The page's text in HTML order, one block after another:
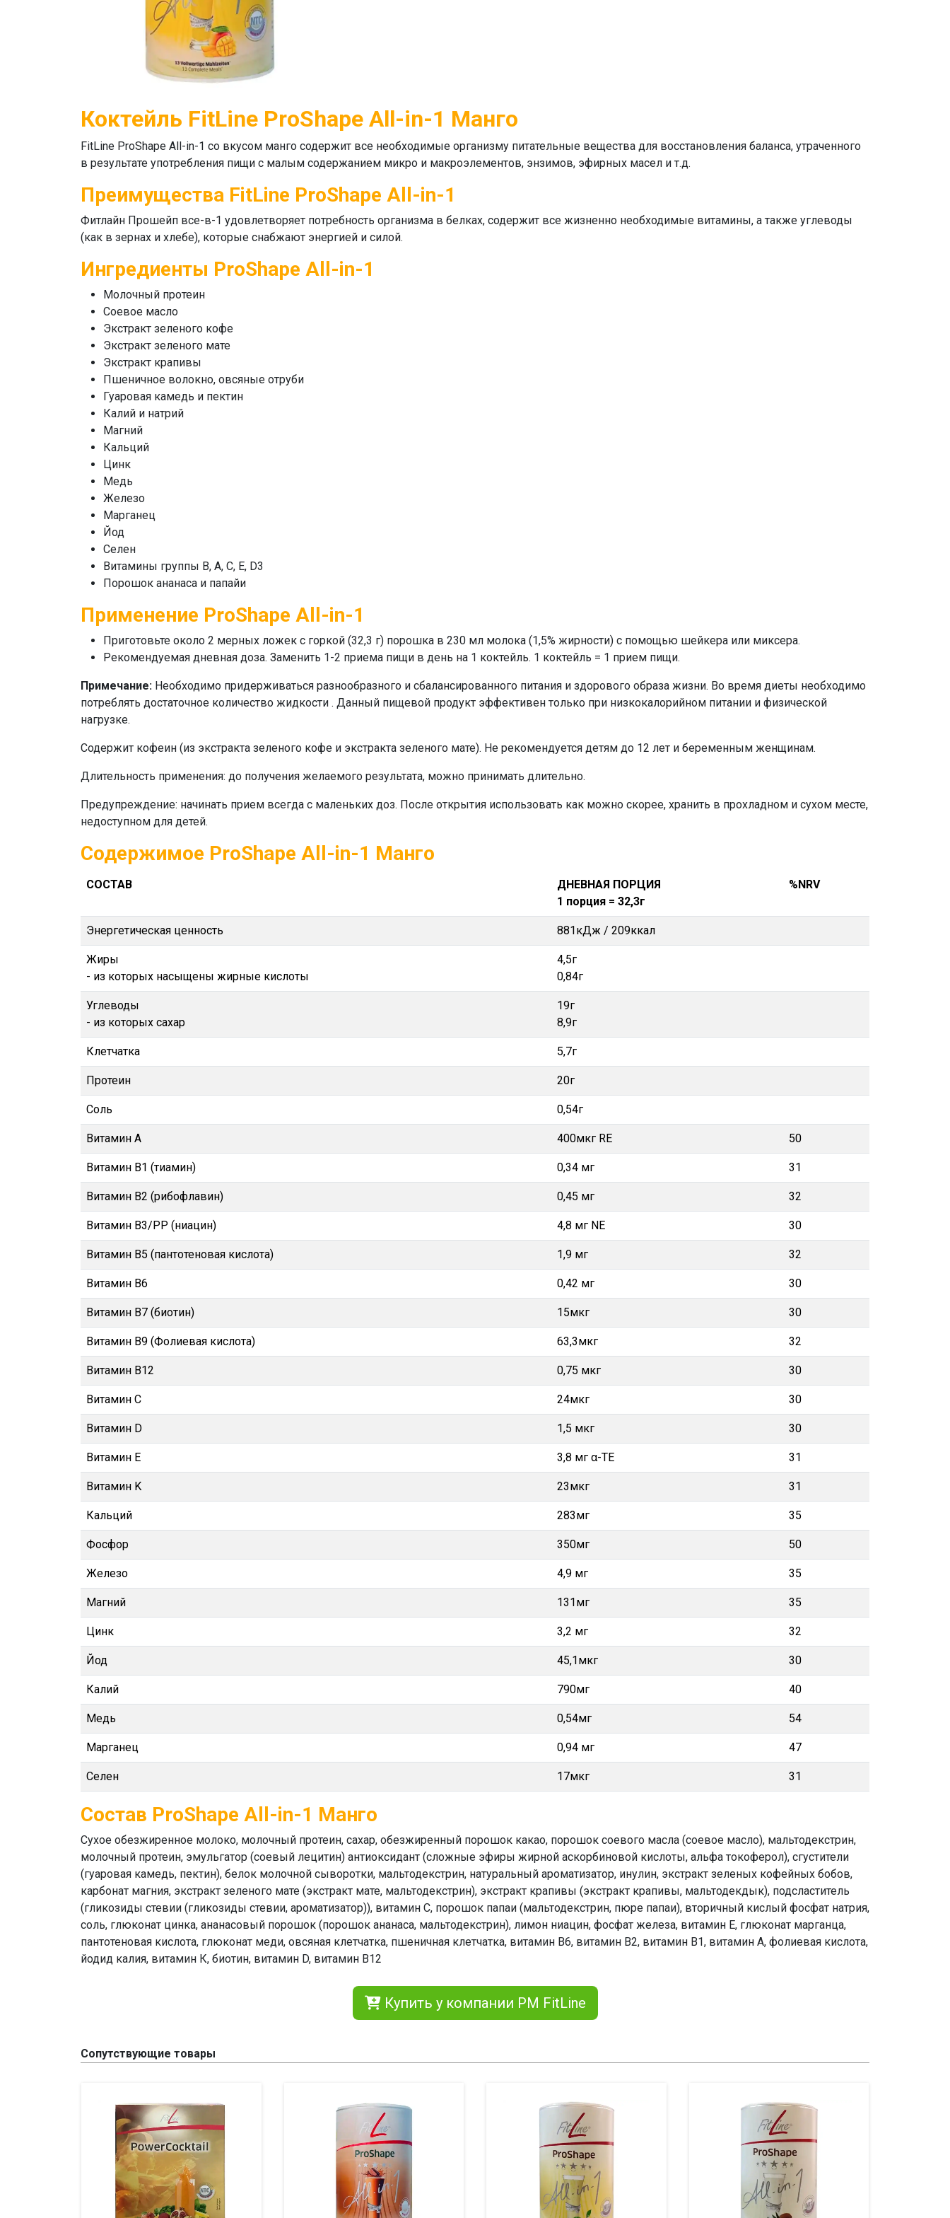
Коктейль FitLine ProShape All-in-1 Манго
FitLine ProShape All-in-1 со вкусом манго содержит все необходимые организму питательные вещества для восстановления баланса, утраченного
в результате употребления пищи с малым содержанием микро и макроэлементов, энзимов, эфирных масел и т.д.
Преимущества FitLine ProShape All-in-1
Фитлайн Прошейп все-в-1 удовлетворяет потребность организма в белках, содержит все жизненно необходимые витамины, а также углеводы
(как в зернах и хлебе), которые снабжают энергией и силой.
Ингредиенты ProShape All-in-1
Молочный протеин
Соевое масло
Экстракт зеленого кофе
Экстракт зеленого мате
Экстракт крапивы
Пшеничное волокно, овсяные отруби
Гуаровая камедь и пектин
Калий и натрий
Магний
Кальций
Цинк
Медь
Железо
Марганец
Йод
Селен
Витамины группы В, A, С, Е, D3
Порошок ананаса и папайи
Применение ProShape All-in-1
Приготовьте около 2 мерных ложек с горкой (32,3 г) порошка в 230 мл молока (1,5% жирности) с помощью шейкера или миксера.
Рекомендуемая дневная доза. Заменить 1-2 приема пищи в день на 1 коктейль. 1 коктейль = 1 прием пищи.
Примечание: Необходимо придерживаться разнообразного и сбалансированного питания и здорового образа жизни. Во время диеты необходимо
потреблять достаточное количество жидкости . Данный пищевой продукт эффективен только при низкокалорийном питании и физической
нагрузке.
Содержит кофеин (из экстракта зеленого кофе и экстракта зеленого мате). Не рекомендуется детям до 12 лет и беременным женщинам.
Длительность применения: до получения желаемого результата, можно принимать длительно.
Предупреждение: начинать прием всегда с маленьких доз. После открытия использовать как можно скорее, хранить в прохладном и сухом месте,
недоступном для детей.
Содержимое ProShape All-in-1 Манго
СОСТАВ
ДНЕВНАЯ ПОРЦИЯ
1 порция = 32,3г
%NRV
Энергетическая ценность 881кДж / 209ккал
Жиры
- из которых насыщены жирные кислоты
4,5г
0,84г
Углеводы
- из которых сахар
19г
8,9г
Клетчатка 5,7г
Протеин 20г
Соль 0,54г
Витамин A 400мкг RE 50
Витамин B1 (тиамин) 0,34 мг 31
Витамин B2 (рибофлавин) 0,45 мг 32
Витамин B3/PP (ниацин) 4,8 мг NE 30
Витамин В5 (пантотеновая кислота) 1,9 мг 32
Витамин В6 0,42 мг 30
Витамин В7 (биотин) 15мкг 30
Витамин В9 (Фолиевая кислота) 63,3мкг 32
Витамин В12 0,75 мкг 30
Витамин C 24мкг 30
Витамин D 1,5 мкг 30
Витамин E 3,8 мг α-TE 31
Витамин K 23мкг 31
Кальций 283мг 35
Фосфор 350мг 50
Железо 4,9 мг 35
Магний 131мг 35
Цинк 3,2 мг 32
Йод 45,1мкг 30
Калий 790мг 40
Медь 0,54мг 54
Марганец 0,94 мг 47
Селен 17мкг 31
Состав ProShape All-in-1 Манго
Сухое обезжиренное молоко, молочный протеин, сахар, обезжиренный порошок какао, порошок соевого масла (соевое масло), мальтодекстрин,
молочный протеин, эмульгатор (соевый лецитин) антиоксидант (сложные эфиры жирной аскорбиновой кислоты, альфа токоферол), сгустители
(гуаровая камедь, пектин), белок молочной сыворотки, мальтодекстрин, натуральный ароматизатор, инулин, экстракт зеленых кофейных бобов,
карбонат магния, экстракт зеленого мате (экстракт мате, мальтодекстрин), экстракт крапивы (экстракт крапивы, мальтодекдык), подсластитель
(гликозиды стевии (гликозиды стевии, ароматизатор)), витамин С, порошок папаи (мальтодекстрин, пюре папаи), вторичный кислый фосфат натрия,
соль, глюконат цинка, ананасовый порошок (порошок ананаса, мальтодекстрин), лимон ниацин, фосфат железа, витамин E, глюконат марганца,
пантотеновая кислота, глюконат меди, овсяная клетчатка, пшеничная клетчатка, витамин В6, витамин В2, витамин В1, витамин A, фолиевая кислота,
йодид калия, витамин К, биотин, витамин D, витамин B12
Купить у компании PM FitLine
Сопутствующие товары